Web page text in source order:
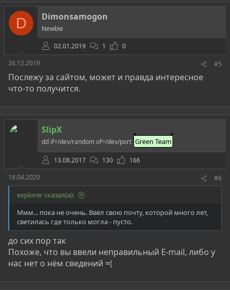
ц
и
:
D Dimonsamogon
Newbie
02.01.2019
1
0
26.12.2019
#5
Послежу за сайтом, может и правда интересное
что-то получится.
SlipX
dd if=/dev/random of=/dev/port Green Team
13.08.2017 130
166
18.04.2020
#6
explorer сказал(а):
Ммм... пока не очень. Ввёл свою почту, которой много лет,
светилась где только могла - пусто.
до сих пор так
Похоже, что вы ввели неправильный E-mail, либо у
нас нет о нём сведений =(